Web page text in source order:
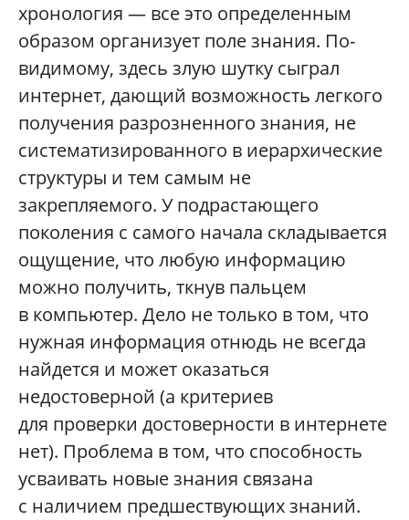
хронология — все это определенным
образом организует поле знания. По-
видимому, здесь злую шутку сыграл
интернет, дающий возможность легкого
получения разрозненного знания, не
систематизированного в иерархические
структуры и тем самым не
закрепляемого. У подрастающего
поколения с самого начала складывается
ощущение, что любую информацию
можно получить, ткнув пальцем
в компьютер. Дело не только в том, что
нужная информация отнюдь не всегда
найдется и может оказаться
недостоверной (а критериев
для проверки достоверности в интернете
нет). Проблема в том, что способность
усваивать новые знания связана
с наличием предшествующих знаний.